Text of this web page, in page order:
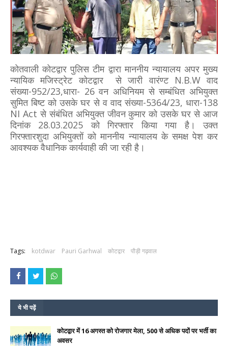
कोतवाली कोटद्वार पुलिस टीम द्वारा माननीय न्यायालय अपर मुख्य
न्यायिक मजिस्ट्रेट कोटद्वार से जारी वारंण्ट N.B.W वाद
संख्या-952/23,धारा- 26 वन अधिनियम से सम्बंधित अभियुक्त
सुमित बिष्ट को उसके घर से व वाद संख्या-5364/23, धारा-138
NI Act से संबंधित अभियुक्त जीवन कुमार को उसके घर से आज
दिनांक 28.03.2025 को गिरफ्तार किया गया है। उक्त
गिरफ्तारशुदा अभियुक्तों को माननीय न्यायालय के समक्ष पेश कर
आवश्यक वैधानिक कार्यवाही की जा रही है।
Tags: kotdwar Pauri Garhwal कोटद्वार पौड़ी गढ़वाल
ये भी पढ़ें
कोटद्वार में 16 अगस्त को रोजगार मेला, 500 से अधिक पदों पर भर्ती का
अवसर